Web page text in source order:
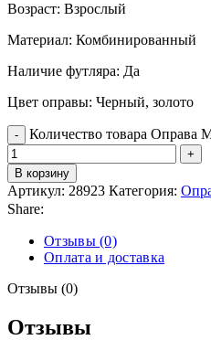
Возраст: Взрослый
Материал: Комбинированный
Наличие футляра: Да
Цвет оправы: Черный, золото
Количество товара Оправа
В корзину
Артикул: 28923 Категория:
Share:
Отзывы (0)
Оплата и доставка
Отзывы (0)
Отзывы